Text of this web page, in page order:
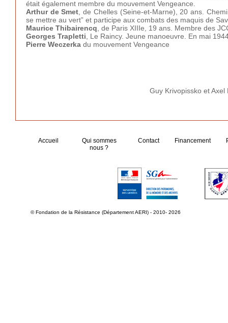
était également membre du mouvement Vengeance.
Arthur de Smet , de Chelles (Seine-et-Marne), 20 ans.
se mettre au vert” et participe aux combats des maquis de
Maurice Thibairencq , de Paris XIIIe, 19 ans. Membre des
Georges Trapletti , Le Raincy. Jeune manoeuvre. En mai
Pierre Weczerka du mouvement Vengeance
Guy Krivopissko et Axel
Accueil
Qui sommes
nous ?
Contact Financement
© Fondation de la Résistance (Département AERI) - 2010- 2026